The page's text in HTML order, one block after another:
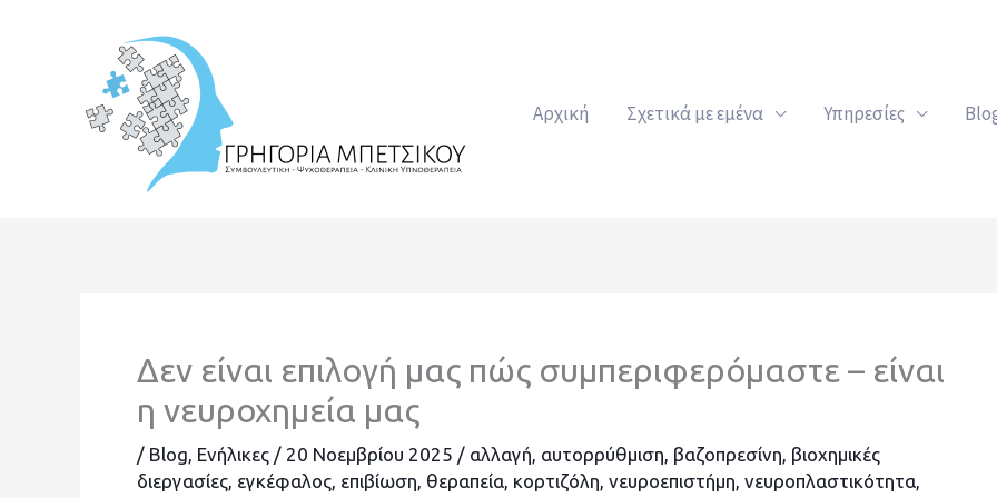
περιεχόμενο
Αρχική Σχετικά με εμένα Υπηρεσίες
Δεν είναι επιλογή μας πώς συμπεριφερόμαστε – είναι
η νευροχημεία μας
/ Blog, Ενήλικες / 20 Νοεμβρίου 2025 / αλλαγή, αυτορρύθμιση, βαζοπρεσίνη, βιοχημικές
διεργασίες, εγκέφαλος, επιβίωση, θεραπεία, κορτιζόλη, νευροεπιστήμη, νευροπλαστικότητα,